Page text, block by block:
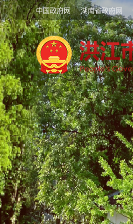
中国政府网 湖南省政府网